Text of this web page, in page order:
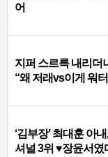
어
지퍼 스르륵 내리
“왜 저래vs이게 워
‘김부장’ 최대훈 아
셔널 3위 ♥장윤서였